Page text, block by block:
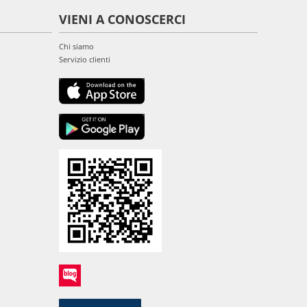
VIENI A CONOSCERCI
Chi siamo
Servizio clienti